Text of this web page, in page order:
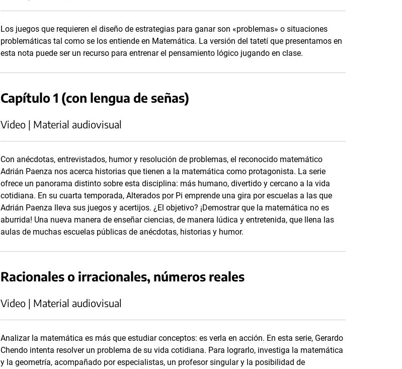
Los juegos que requieren el diseño de estrategias para ganar son «problemas» o situaciones
problemáticas tal como se los entiende en Matemática. La versión del tatetí que presentamos en
esta nota puede ser un recurso para entrenar el pensamiento lógico jugando en clase.
Capítulo 1 (con lengua de señas)
Video | Material audiovisual
Con anécdotas, entrevistados, humor y resolución de problemas, el reconocido matemático
Adrián Paenza nos acerca historias que tienen a la matemática como protagonista. La serie
ofrece un panorama distinto sobre esta disciplina: más humano, divertido y cercano a la vida
cotidiana. En su cuarta temporada, Alterados por Pi emprende una gira por escuelas a las que
Adrián Paenza lleva sus juegos y acertijos. ¿El objetivo? ¡Demostrar que la matemática no es
aburrida! Una nueva manera de enseñar ciencias, de manera lúdica y entretenida, que llena las
aulas de muchas escuelas públicas de anécdotas, historias y humor.
Racionales o irracionales, números reales
Video | Material audiovisual
Analizar la matemática es más que estudiar conceptos: es verla en acción. En esta serie, Gerardo
Chendo intenta resolver un problema de su vida cotidiana. Para lograrlo, investiga la matemática
y la geometría, acompañado por especialistas, un profesor singular y la posibilidad de